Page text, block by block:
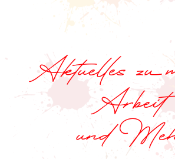
Aktuelles zu
Arbeit
und